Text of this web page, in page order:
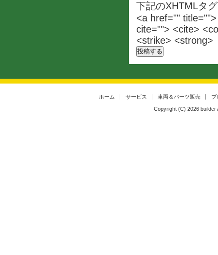
下記のXHTMLタ
<a href=""
cite=""> <cite>
<strike> <strong>
ホーム サービス 車両＆パーツ販売 ブ
Copyright (C) 2026 builder